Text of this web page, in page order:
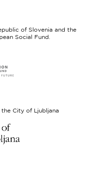
Fund
of Slovenia and the
Social Fund.
City of Ljubljana